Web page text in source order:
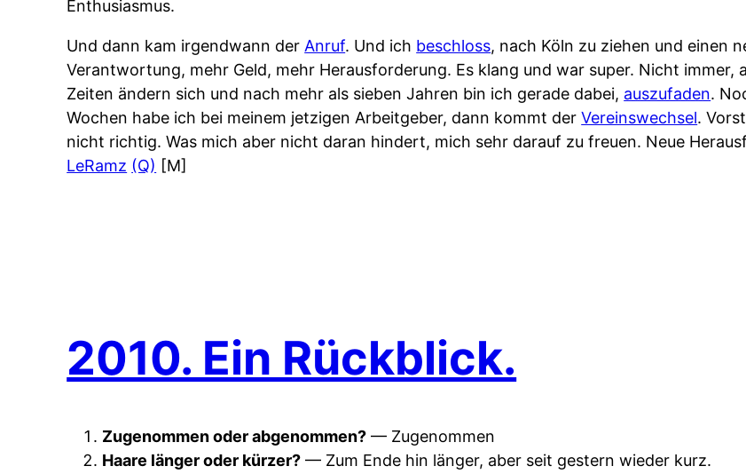
Enthusiasmus.
Und dann kam irgendwann der Anruf. Und ich beschloss, nach Köln zu ziehen und einen
Verantwortung, mehr Geld, mehr Herausforderung. Es klang und war super. Nicht immer,
Zeiten ändern sich und nach mehr als sieben Jahren bin ich gerade dabei, auszufaden.
Wochen habe ich bei meinem jetzigen Arbeitgeber, dann kommt derVereinswechsel.
nicht richtig. Was mich aber nicht daran hindert, mich sehr darauf zu freuen. Neue
LeRamz (Q) [M]
2010. Ein Rückblick.
Zugenommen oder abgenommen? — Zugenommen
Haare länger oder kürzer? — Zum Ende hin länger, aber seit gestern wieder kurz.